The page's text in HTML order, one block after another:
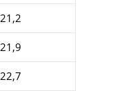
21,2
21,9
22,7